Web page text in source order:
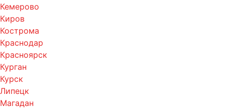
Кемерово
Киров
Кострома
Краснодар
Красноярск
Курган
Курск
Липецк
Магадан